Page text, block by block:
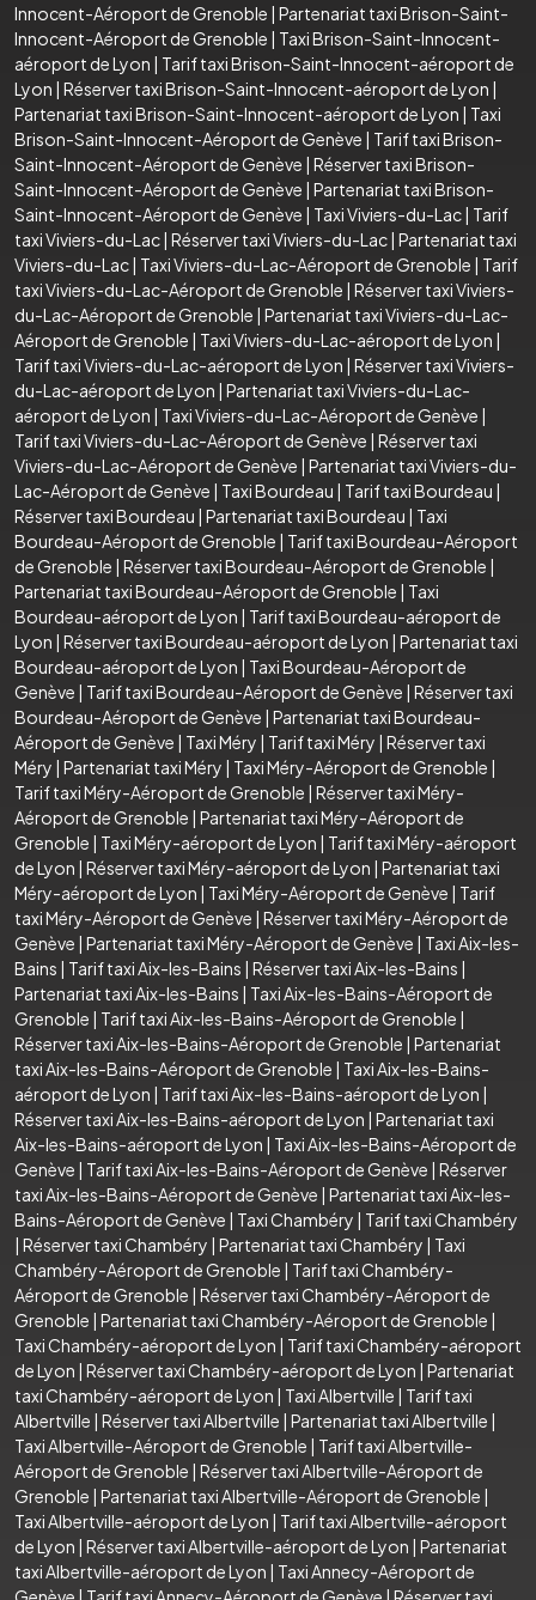
Innocent-Aéroport de Grenoble | Partenariat taxi Brison-Saint-
Innocent-Aéroport de Grenoble | Taxi Brison-Saint-Innocent-
aéroport de Lyon | Tarif taxi Brison-Saint-Innocent-aéroport de
Lyon | Réserver taxi Brison-Saint-Innocent-aéroport de Lyon |
Partenariat taxi Brison-Saint-Innocent-aéroport de Lyon | Taxi
Brison-Saint-Innocent-Aéroport de Genève | Tarif taxi Brison-
Saint-Innocent-Aéroport de Genève | Réserver taxi Brison-
Saint-Innocent-Aéroport de Genève | Partenariat taxi Brison-
Saint-Innocent-Aéroport de Genève | Taxi Viviers-du-Lac| Tarif
taxi Viviers-du-Lac| Réserver taxi Viviers-du-Lac| Partenariat taxi
Viviers-du-Lac| Taxi Viviers-du-Lac-Aéroport de Grenoble | Tarif
taxi Viviers-du-Lac-Aéroport de Grenoble | Réserver taxi Viviers-
du-Lac-Aéroport de Grenoble | Partenariat taxi Viviers-du-Lac-
Aéroport de Grenoble | Taxi Viviers-du-Lac-aéroport de Lyon |
Tarif taxi Viviers-du-Lac-aéroport de Lyon | Réserver taxi Viviers-
du-Lac-aéroport de Lyon | Partenariat taxi Viviers-du-Lac-
aéroport de Lyon | Taxi Viviers-du-Lac-Aéroport de Genève |
Tarif taxi Viviers-du-Lac-Aéroport de Genève | Réserver taxi
Viviers-du-Lac-Aéroport de Genève | Partenariat taxi Viviers-du-
Lac-Aéroport de Genève | Taxi Bourdeau | Tarif taxi Bourdeau |
Réserver taxi Bourdeau | Partenariat taxi Bourdeau | Taxi
Bourdeau-Aéroport de Grenoble | Tarif taxi Bourdeau-Aéroport
de Grenoble | Réserver taxi Bourdeau-Aéroport de Grenoble |
Partenariat taxi Bourdeau-Aéroport de Grenoble | Taxi
Bourdeau-aéroport de Lyon | Tarif taxi Bourdeau-aéroport de
Lyon | Réserver taxi Bourdeau-aéroport de Lyon | Partenariat taxi
Bourdeau-aéroport de Lyon | Taxi Bourdeau-Aéroport de
Genève | Tarif taxi Bourdeau-Aéroport de Genève | Réserver taxi
Bourdeau-Aéroport de Genève | Partenariat taxi Bourdeau-
Aéroport de Genève | Taxi Méry | Tarif taxi Méry | Réserver taxi
Méry | Partenariat taxi Méry | Taxi Méry-Aéroport de Grenoble |
Tarif taxi Méry-Aéroport de Grenoble | Réserver taxi Méry-
Aéroport de Grenoble | Partenariat taxi Méry-Aéroport de
Grenoble | Taxi Méry-aéroport de Lyon | Tarif taxi Méry-aéroport
de Lyon | Réserver taxi Méry-aéroport de Lyon | Partenariat taxi
Méry-aéroport de Lyon | Taxi Méry-Aéroport de Genève | Tarif
taxi Méry-Aéroport de Genève | Réserver taxi Méry-Aéroport de
Genève | Partenariat taxi Méry-Aéroport de Genève | Taxi Aix-les-
Bains | Tarif taxi Aix-les-Bains | Réserver taxi Aix-les-Bains |
Partenariat taxi Aix-les-Bains | Taxi Aix-les-Bains-Aéroport de
Grenoble | Tarif taxi Aix-les-Bains-Aéroport de Grenoble |
Réserver taxi Aix-les-Bains-Aéroport de Grenoble | Partenariat
taxi Aix-les-Bains-Aéroport de Grenoble | Taxi Aix-les-Bains-
aéroport de Lyon | Tarif taxi Aix-les-Bains-aéroport de Lyon |
Réserver taxi Aix-les-Bains-aéroport de Lyon | Partenariat taxi
Aix-les-Bains-aéroport de Lyon | Taxi Aix-les-Bains-Aéroport de
Genève | Tarif taxi Aix-les-Bains-Aéroport de Genève | Réserver
taxi Aix-les-Bains-Aéroport de Genève | Partenariat taxi Aix-les-
Bains-Aéroport de Genève | Taxi Chambéry | Tarif taxi Chambéry
| Réserver taxi Chambéry | Partenariat taxi Chambéry | Taxi
Chambéry-Aéroport de Grenoble | Tarif taxi Chambéry-
Aéroport de Grenoble | Réserver taxi Chambéry-Aéroport de
Grenoble | Partenariat taxi Chambéry-Aéroport de Grenoble |
Taxi Chambéry-aéroport de Lyon | Tarif taxi Chambéry-aéroport
de Lyon | Réserver taxi Chambéry-aéroport de Lyon | Partenariat
taxi Chambéry-aéroport de Lyon | Taxi Albertville | Tarif taxi
Albertville | Réserver taxi Albertville | Partenariat taxi Albertville |
Taxi Albertville-Aéroport de Grenoble | Tarif taxi Albertville-
Aéroport de Grenoble | Réserver taxi Albertville-Aéroport de
Grenoble | Partenariat taxi Albertville-Aéroport de Grenoble |
Taxi Albertville-aéroport de Lyon | Tarif taxi Albertville-aéroport
de Lyon | Réserver taxi Albertville-aéroport de Lyon | Partenariat
taxi Albertville-aéroport de Lyon | Taxi Annecy-Aéroport de